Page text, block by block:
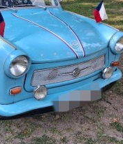
oldfiatclub@seznam.cz |RSS